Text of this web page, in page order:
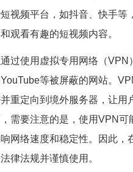
视频平台，如抖音、快手等
观看有趣的短视频内容。
过使用虚拟专用网络（VPN
等被屏蔽的网站。
重定向到境外服务器，让用
需要注意的是，使用VPN可
网络速度和稳定性。因此，
律法规并谨慎使用。